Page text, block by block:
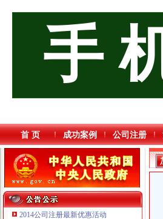
手
首 页 成功案例 公司注册
2014公司注册最新优惠活动